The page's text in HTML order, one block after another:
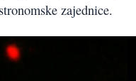
zajednice.